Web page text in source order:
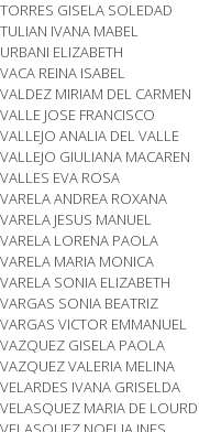
TORRES GISELA SOLEDAD
TULIAN IVANA MABEL
URBANI ELIZABETH
VACA REINA ISABEL
VALDEZ MIRIAM DEL CARMEN
VALLE JOSE FRANCISCO
VALLEJO ANALIA DEL VALLE
VALLEJO GIULIANA MACAREN
VALLES EVA ROSA
VARELA ANDREA ROXANA
VARELA JESUS MANUEL
VARELA LORENA PAOLA
VARELA MARIA MONICA
VARELA SONIA ELIZABETH
VARGAS SONIA BEATRIZ
VARGAS VICTOR EMMANUEL
VAZQUEZ GISELA PAOLA
VAZQUEZ VALERIA MELINA
VELARDES IVANA GRISELDA
VELASQUEZ MARIA DE LOURD